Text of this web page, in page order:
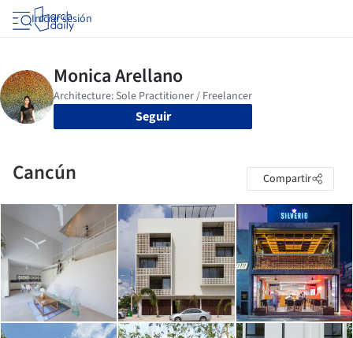
Iniciar sesión
Seguir
Cancún Compartir